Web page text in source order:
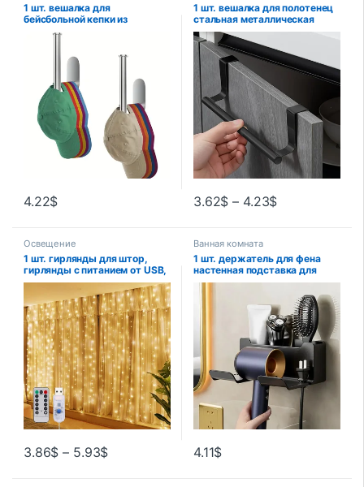
1 шт. вешалка для
бейсбольной кепки из
нержавеющей стали –
шляп с дизайном без
перфорации
4.22$
1 шт. вешалка для полотенец
стальная металлическая
проволока над шкафом
вешалка для полотенец
органайзер для хранения
двери ванной комнаты
подвесная вешалка для
полотенец без дырокола
вешалка для тряпки
3.62$ – 4.23$
Освещение
1 шт. гирлянды для штор,
гирлянды с питанием от USB,
8 режимов освещения с
дистанционным
управлением, украшение для
дома на Рождество и Новый
год
3.86$ – 5.93$
Ванная комната
1 шт. держатель для фена
настенная подставка для
выпрямления фена
пластиковая подставка для
фена органайзер для ванной
4.11$